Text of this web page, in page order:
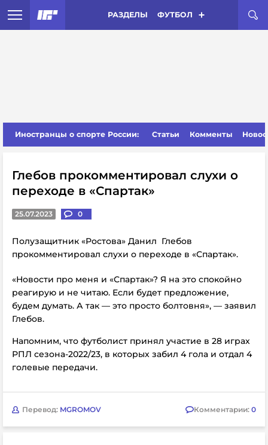
РАЗДЕЛЫ ФУТБОЛ
Иностранцы о спорте России: Статьи Комменты
Глебов прокомментировал слухи о
переходе в «Спартак»
25.07.2023 0
Полузащитник «Ростова» Данил Глебов
прокомментировал слухи о переходе в «Спартак».
«Новости про меня и «Спартак»? Я на это спокойно
реагирую и не читаю. Если будет предложение,
будем думать. А так — это просто болтовня», — заявил
Глебов.
Напомним, что футболист принял участие в 28 играх
РПЛ сезона-2022/23, в которых забил 4 гола и отдал 4
голевые передачи.
Перевод: MGROMOV Комментарии: 0